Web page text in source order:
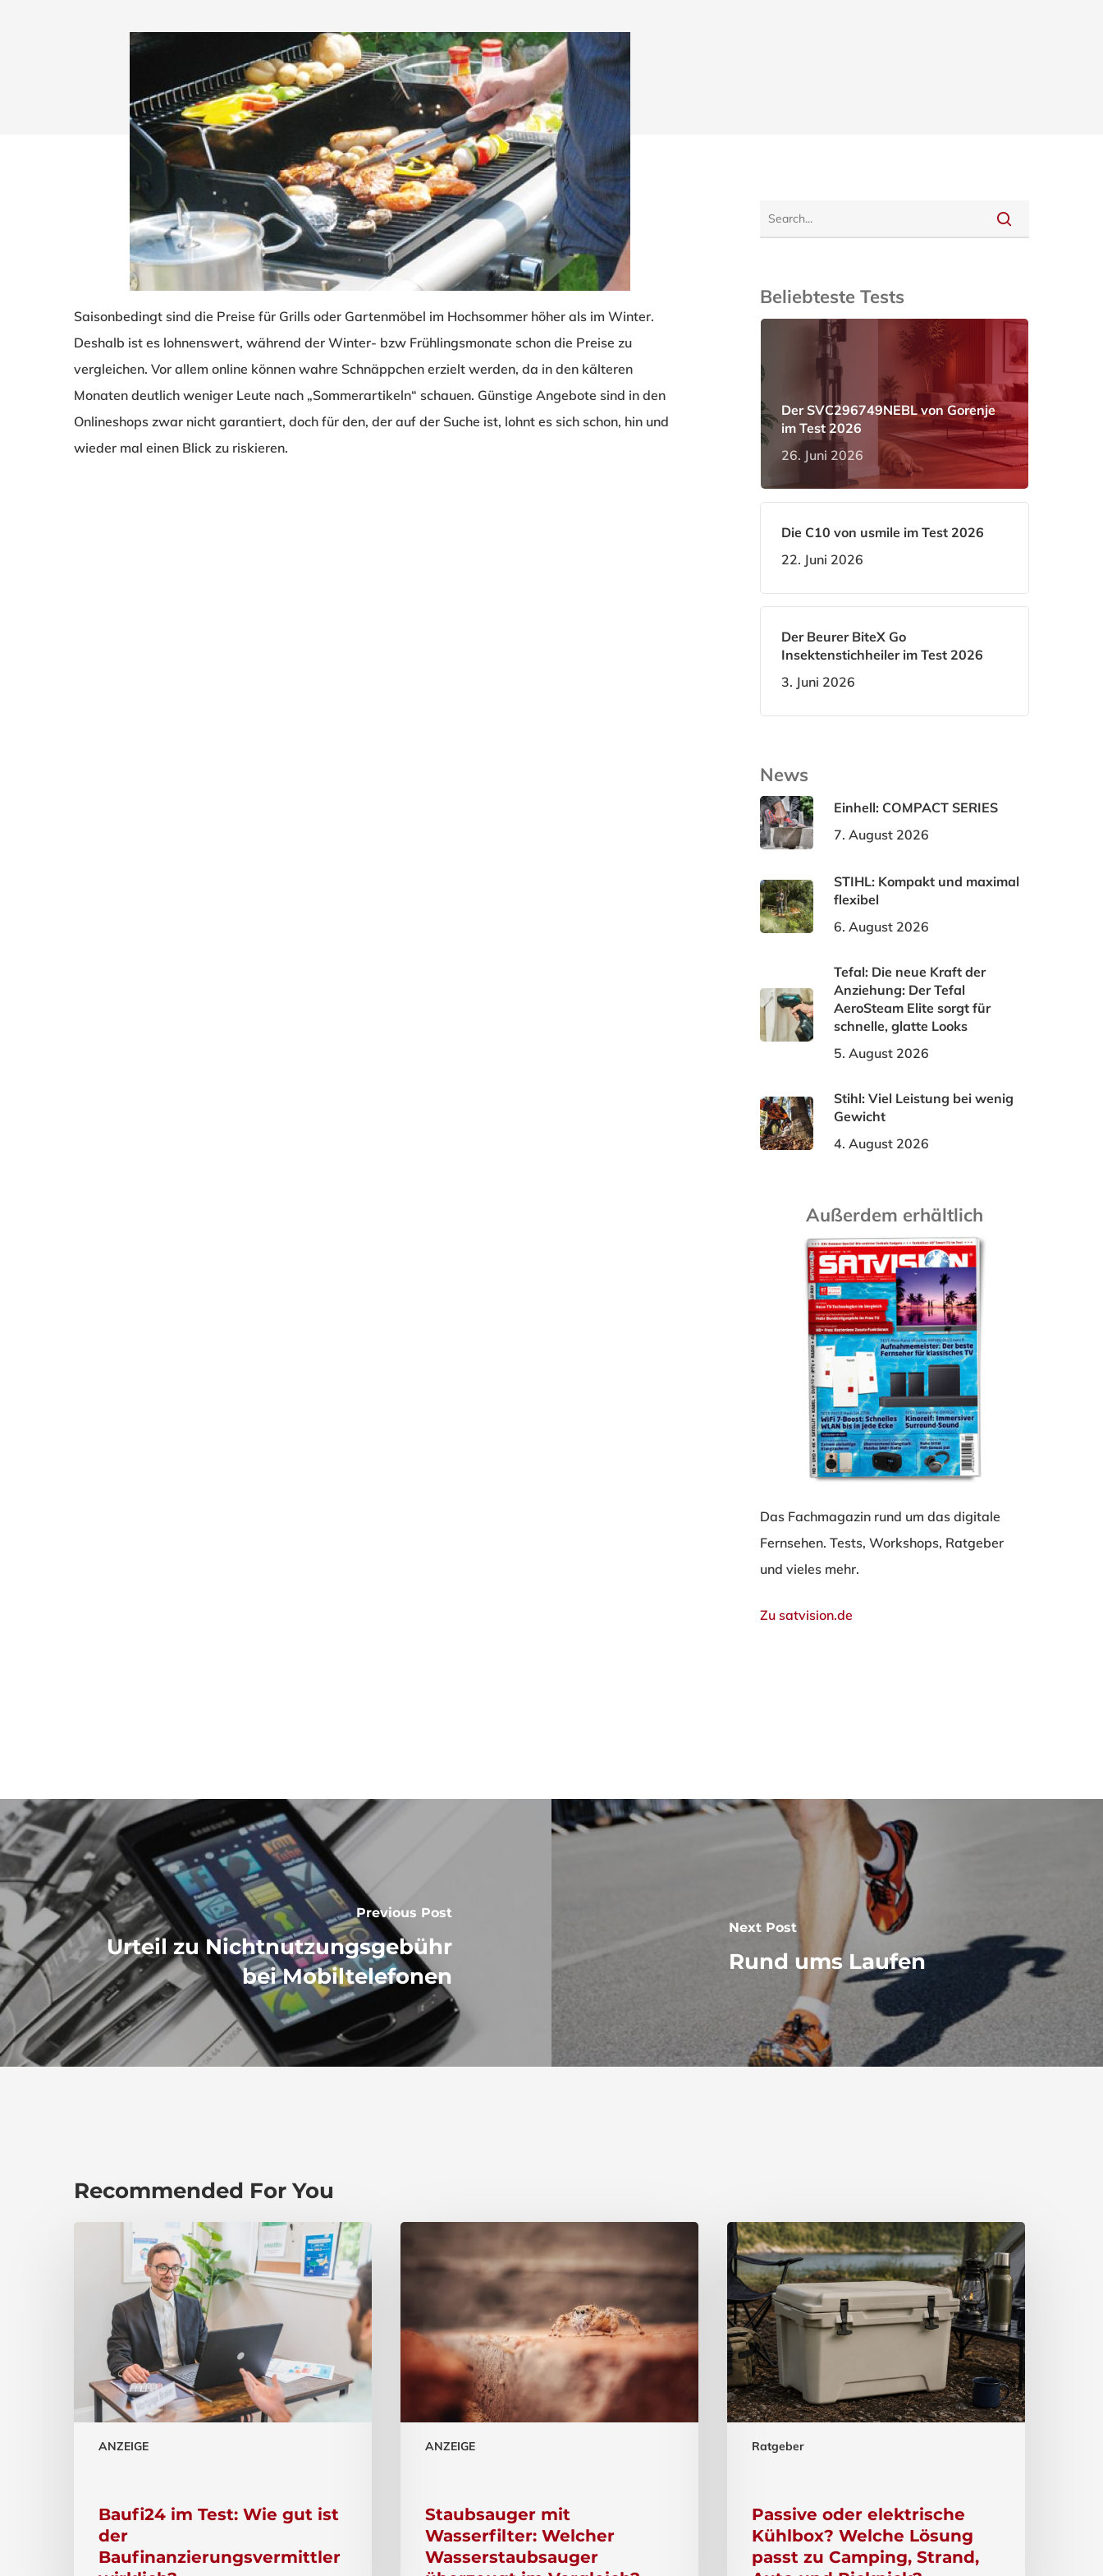
Drücken Sie Enter zum Suchen oder ESC zum Schließen.
Saisonbedingt sind die Preise für Grills oder Gartenmöbel im Hochsommer höher als im Winter.
Deshalb ist es lohnenswert, während der Winter- bzw Frühlingsmonate schon die Preise zu
vergleichen. Vor allem online können wahre Schnäppchen erzielt werden, da in den kälteren
Monaten deutlich weniger Leute nach „Sommerartikeln“ schauen. Günstige Angebote sind in den
Onlineshops zwar nicht garantiert, doch für den, der auf der Suche ist, lohnt es sich schon, hin und
wieder mal einen Blick zu riskieren.
Beliebteste Tests
Der SVC296749NEBL von Gorenje
im Test 2026
26. Juni 2026
Die C10 von usmile im Test 2026
22. Juni 2026
Der Beurer BiteX Go
Insektenstichheiler im Test 2026
3. Juni 2026
News
Einhell: COMPACT SERIES
7. August 2026
STIHL: Kompakt und maximal
flexibel
6. August 2026
Tefal: Die neue Kraft der
Anziehung: Der Tefal
AeroSteam Elite sorgt für
schnelle, glatte Looks
5. August 2026
Stihl: Viel Leistung bei wenig
Gewicht
4. August 2026
Außerdem erhältlich
Das Fachmagazin rund um das digitale
Fernsehen. Tests, Workshops, Ratgeber
und vieles mehr.
Zu satvision.de
Previous Post
Urteil zu Nichtnutzungsgebühr
bei Mobiltelefonen
Next Post
Rund ums Laufen
Recommended For You
ANZEIGE
Baufi24 im Test: Wie gut ist
der
Baufinanzierungsvermittler
ANZEIGE
Staubsauger mit
Wasserfilter: Welcher
Wasserstaubsauger
Ratgeber
Passive oder elektrische
Kühlbox? Welche Lösung
passt zu Camping, Strand,